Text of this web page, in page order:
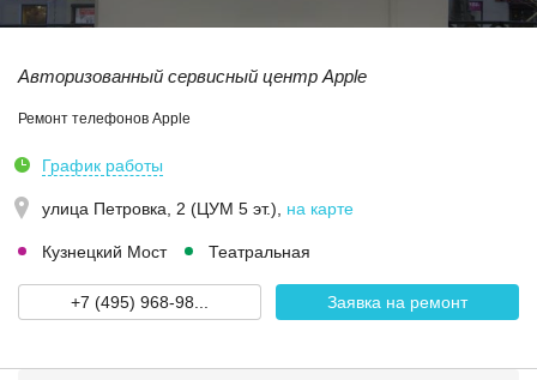
Авторизованный сервисный центр Apple
Ремонт телефонов Apple
График работы
улица Петровка, 2 (ЦУМ 5 эт.) на карте
Кузнецкий Мост Театральная
+7 (495) 968-98... Заявка на ремонт